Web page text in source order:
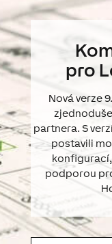
pro
Nová verze
partnera. S
postavili
podporou